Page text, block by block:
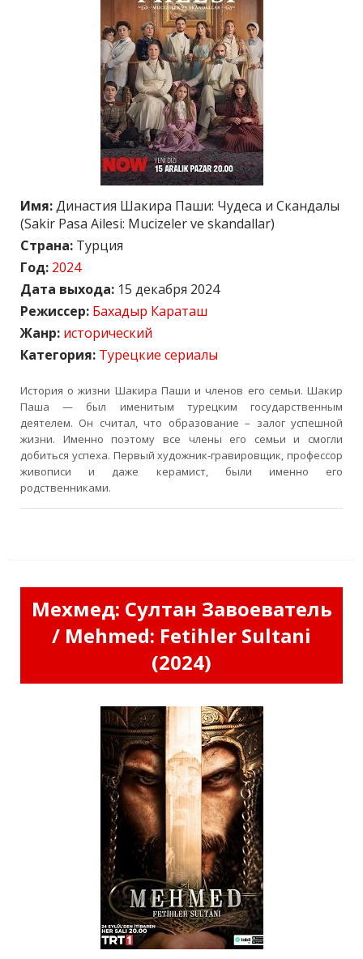
Имя:Династия Шакира Паши: Чудеса и Скандалы
(Sakir Pasa Ailesi: Mucizeler ve skandallar)
Страна: Турция
Год: 2024
Дата выхода: 15 декабря 2024
Режиссер: Бахадыр Караташ
Жанр: исторический
Категория: Турецкие сериалы
История о жизни Шакира Паши и членов его семьи. Шакир
Паша — был именитым турецким государственным
деятелем. Он считал, что образование – залог успешной
жизни. Именно поэтому все члены его семьи и смогли
добиться успеха. Первый художник-гравировщик, профессор
живописи и даже керамист, были именно его
родственниками.
Мехмед: Султан Завоеватель
/ Mehmed: Fetihler Sultani
(2024)